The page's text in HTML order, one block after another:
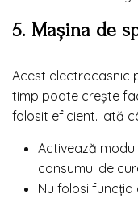
5. Mașina de
Acest electrocasnic
timp poate crește
folosit eficient. Iată
Activează
consumul de
Nu folosi